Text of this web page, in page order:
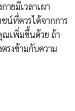
ยมีเวลาเผา
น์ที่ควรได้จากการ
ณเพิ่มขึ้นด้วย ถ้า
รงข้ามกับความ